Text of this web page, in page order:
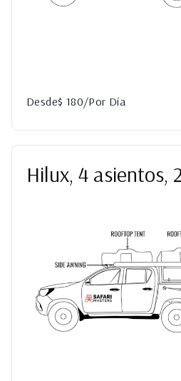
Desde$ 180/Por Día
Hilux, 4 asientos,